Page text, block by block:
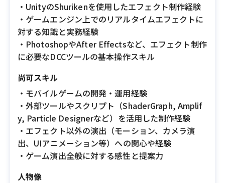
・UnityのShurikenを使用したエフェクト制作経験
・ゲームエンジン上でのリアルタイムエフェクトに
対する知識と実務経験
・PhotoshopやAfter Effectsなど、エフェクト制作
に必要なDCCツールの基本操作スキル
尚可スキル
・モバイルゲームの開発・運用経験
・外部ツールやスクリプト（ShaderGraph, Amplif
y, Particle Designerなど）を活用した制作経験
・エフェクト以外の演出（モーション、カメラ演
出、UIアニメーション等）への関心や経験
・ゲーム演出全般に対する感性と提案力
人物像